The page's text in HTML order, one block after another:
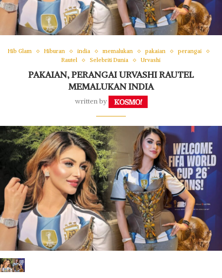
Hib Glam Hiburan india memalukan pakaian
perangai
Rautel
Selebriti Dunia Urvashi
PAKAIAN, PERANGAI URVASHI RAUTEL
MEMALUKAN INDIA
written by